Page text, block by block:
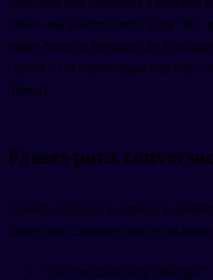
existe una palabra única para "tío"
padre como al hermano de tu
"uncle". Lo mismo pasa con "tía"
(niece).
Frases para
Cuando conoces a alguien y
frases más comunes que
"Do you have any siblings?"